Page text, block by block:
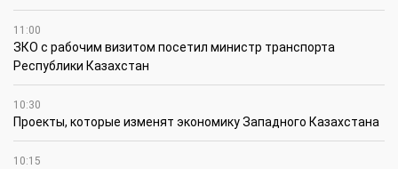
11:00
ЗКО с рабочим визитом посетил министр транспорта
Республики Казахстан
10:30
Проекты, которые изменят экономику Западного Казахстана
10:15